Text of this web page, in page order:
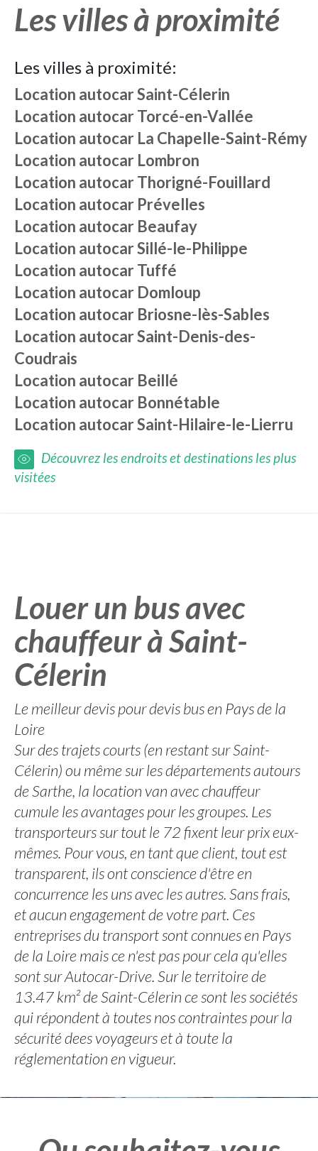
Les villes à proximité
Les villes à proximité:
Location autocarSaint-Célerin
Location autocarTorcé-en-Vallée
Location autocar La Chapelle-Saint-Rémy
Location autocar Lombron
Location autocarThorigné-Fouillard
Location autocar Prévelles
Location autocar Beaufay
Location autocarSillé-le-Philippe
Location autocarTuffé
Location autocar Domloup
Location autocar Briosne-lès-Sables
Location autocarSaint-Denis-des-
Coudrais
Location autocar Beillé
Location autocar Bonnétable
Location autocarSaint-Hilaire-le-Lierru
Découvrez les endroits et destinations les plus
visitées
Louer un bus avec
chauffeur à Saint-
Célerin
Le meilleur devis pour devis bus en Pays de la
Loire
Sur des trajets courts (en restant sur Saint-
Célerin) ou même sur les départements autours
de Sarthe, la location van avec chauffeur
cumule les avantages pour les groupes. Les
transporteurs sur tout le 72 fixent leur prix eux-
mêmes. Pour vous, en tant que client, tout est
transparent, ils ont conscience d'être en
concurrence les uns avec les autres. Sans frais,
et aucun engagement de votre part. Ces
entreprises du transport sont connues en Pays
de la Loire mais ce n'est pas pour cela qu'elles
sont sur Autocar-Drive. Sur le territoire de
13.47 km² de Saint-Célerin ce sont les sociétés
qui répondent à toutes nos contraintes pour la
sécurité dees voyageurs et à toute la
réglementation en vigueur.